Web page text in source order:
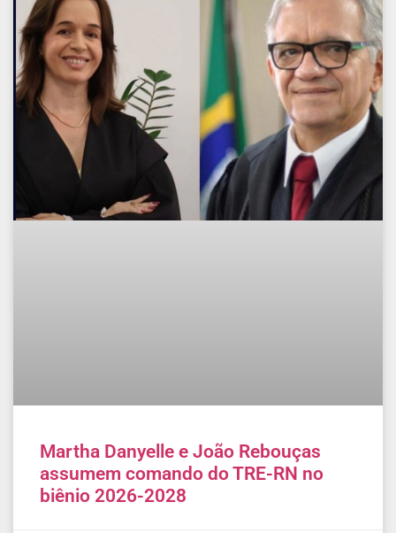
Martha Danyelle e João Rebouças
assumem comando do TRE-RN no
biênio 2026-2028